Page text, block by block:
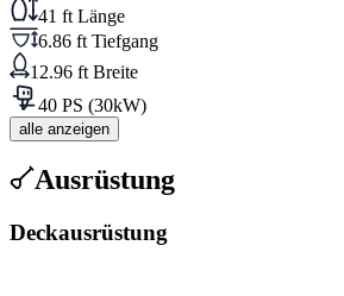
41 ft Länge
6.86 ft Tiefgang
12.96 ft Breite
40 PS (30kW)
alle anzeigen
Ausrüstung
Deckausrüstung